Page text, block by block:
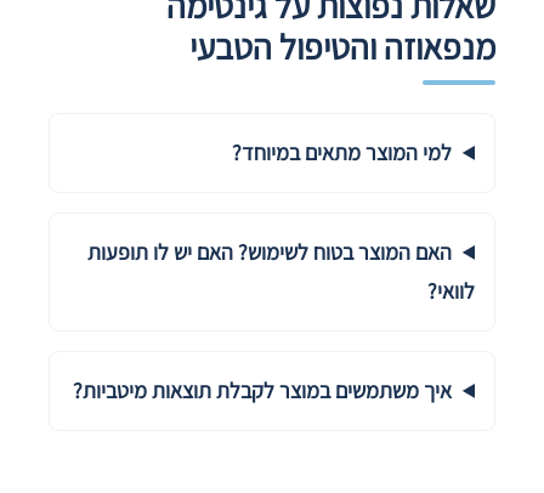
מנפאוזה והטיפול הטבעי
למי המוצר מתאים במיוחד?
האם המוצר בטוח לשימוש? האם יש לו תופעות
לוואי?
איך משתמשים במוצר לקבלת תוצאות מיטביות?